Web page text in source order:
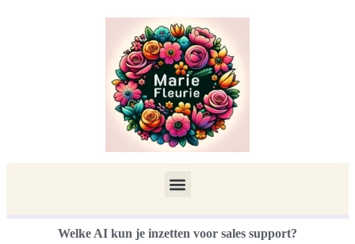
Welke AI kun je inzetten voor sales support?